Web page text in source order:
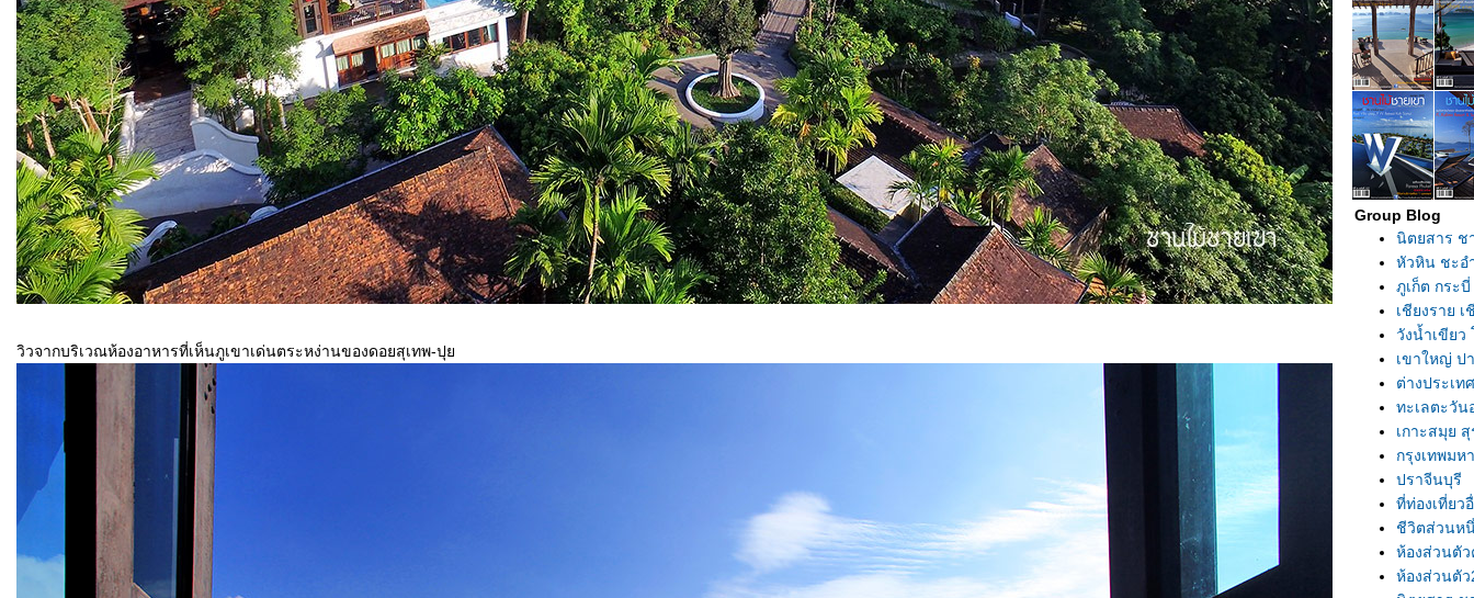
วิวจากบริเวณห้องอาหารที่เห็นภูเขาเด่นตระหง่านของดอยสุเทพ-ปุ
Group Blog
นิตยสาร ช
หัวหิน ชะอ
ภูเก็ต กระ
เชียงราย
วังน้ำเขียว
เขาใหญ่ ป
ต่างประเทศ
ทะเลตะวัน
เกาะสมุย
กรุงเทพมห
ปราจีนบุรี
ที่ท่องเที่ยว
ชีวิตส่วนห
ห้องส่วนตั
ห้องส่วนตัว